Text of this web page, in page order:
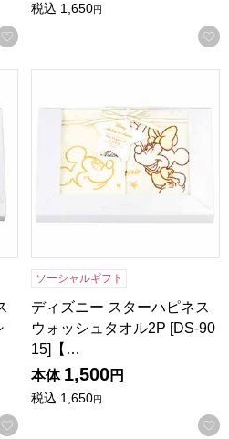
お気に入りに登録する
税込 1,650円
お気に入りに登録する
ソーシャルギフト
ディズニー スターハピネス
ウォッシュタオル2P [DS-90
15]【…
本体 1,500円
税込 1,650円